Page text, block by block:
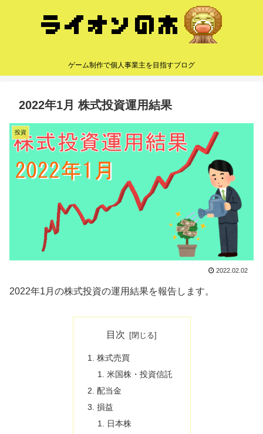
ゲーム制作で個人事業主を目指すブログ
2022年1月 株式投資運用結果
投資
2022.02.02
2022年1月の株式投資の運用結果を報告します。
目次
株式売買
米国株・投資信託
配当金
損益
日本株